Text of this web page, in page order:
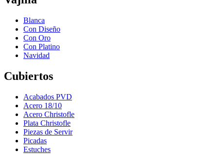
Blanca
Con Diseño
Con Oro
Con Platino
Navidad
Cubiertos
Acabados PVD
Acero 18/10
Acero Christofle
Plata Christofle
Piezas de Servir
Picadas
Estuches